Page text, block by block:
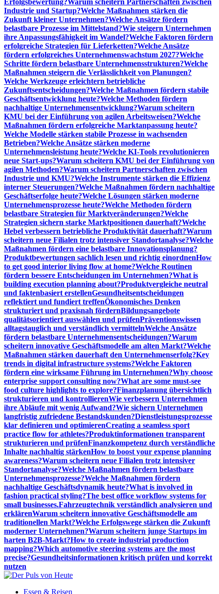
Erfolgsbewertung?Warum scheitern Partnerschaften zwischen
Industrie und Startup?Welche Maßnahmen stärken die
Zukunft kleiner Unternehmen?Welche Ansätze fördern
belastbare Prozesse im Mittelstand?Wie steigern Unternehmen
ihre Anpassungsfähigkeit im Wandel?Welche Faktoren fördern
erfolgreiche Strategien für Lieferketten?Welche Ansätze
fördern erfolgreiches Unternehmenswachstum 2027?Welche
Schritte fördern belastbare Unternehmensstrukturen?Welche
Maßnahmen steigern die Verlässlichkeit von Planungen?
Welche Werkzeuge erleichtern betriebliche
Zukunftsentscheidungen?Welche Maßnahmen fördern stabile
Geschäftsentwicklung heute?Welche Methoden fördern
nachhaltige Unternehmensentwicklung?Warum scheitern
KMU bei der Einführung von agilen Arbeitsweisen?Welche
Maßnahmen fördern erfolgreiche Marktanpassung heute?
Welche Modelle stärken stabile Prozesse in wachsenden
Betrieben?Welche Ansätze stärken moderne
Unternehmensleistung heute?Welche KI-Tools revolutionieren
neue Start-ups?Warum scheitern KMU bei der Einführung von
agilen Methoden?Warum scheitern Partnerschaften zwischen
Industrie und KMU?Welche Instrumente stärken die Effizienz
interner Steuerungen?Welche Maßnahmen fördern nachhaltige
Geschäftserfolge heute?Welche Lösungen stärken moderne
Unternehmensprozesse heute?Welche Methoden fördern
belastbare Strategien für Marktveränderungen?Welche
Strategien sichern starke Marktpositionen dauerhaft?Welche
Hebel verbessern betriebliche Produktivität dauerhaft?Warum
scheitern neue Filialen trotz intensiver Standortanalyse?Welche
Maßnahmen fördern eine belastbare Innovationsplanung?
Produktbewertungen sachlich lesen und richtig einordnenHow
to get good interior living flow at home?Welche Routinen
fördern bessere Entscheidungen im Unternehmen?What is
building execution planning about?Produktvergleiche neutral
und faktenbasiert erstellenGesundheitsentscheidungen
reflektiert und fundiert treffenÖkonomisches Denken
strukturiert und praxisnah fördernBildungsangebote
qualitätsorientiert auswählen und prüfenPräventionswissen
alltagstauglich und verständlich vermittelnWelche Ansätze
fördern belastbare Unternehmensentscheidungen?Warum
scheitern innovative Geschäftsmodelle am alten Markt?Welche
Maßnahmen stärken dauerhaft den Unternehmenserfolg?Key
trends in digital infrastructure systems?Welche Faktoren
fördern eine wirksame Führung im Unternehmen?Why choose
enterprise support consulting now?What are some must-see
food culture highlights to explore?Finanzplanung übersichtlich
strukturieren und kontrollierenWie verbessern Unternehmen
ihre Abläufe mit wenig Aufwand?Wie sichern Unternehmen
langfristig zufriedene Bestandskunden?Dienstleistungsprozesse
klar definieren und optimierenCreating a seamless sport
practice flow for athletes?Produktinformationen transparent
strukturieren und prüfenFinanzkompetenz durch verständliche
Inhalte nachhaltig stärkenHow to boost your expense planning
awareness?Warum scheitern neue Filialen trotz intensiver
Standortanalyse?Welche Maßnahmen fördern belastbare
Unternehmensprozesse?Welche Maßnahmen fördern
nachhaltige Geschäftsdynamik heute?What is involved in
fashion practical styling?The best office workflow systems for
small businesses.Fahrzeugtechnik verständlich analysieren und
erklärenWarum scheitern innovative Geschäftsmodelle am
traditionellen Markt?Welche Erfolgswege stärken die Zukunft
moderner Unternehmen?Warum scheitern junge Startups im
harten B2B-Markt?How to create industrial production
mapping?Which automotive steering systems are the most
precise?Gesundheitsinformationen kritisch prüfen und korrekt
nutzen
Meldungen die Resonanz finden
Essen & Reisen